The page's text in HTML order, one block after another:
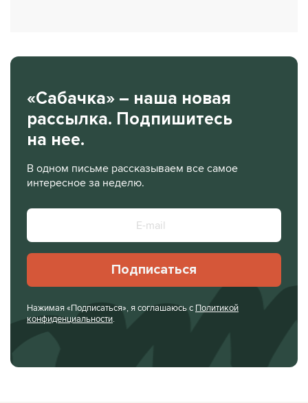
«Сабачка» – наша новая
рассылка. Подпишитесь
на нее.
В одном письме рассказываем все самое
интересное за неделю.
Подписаться
Нажимая «Подписаться», я соглашаюсь с Политикой
конфиденциальности.